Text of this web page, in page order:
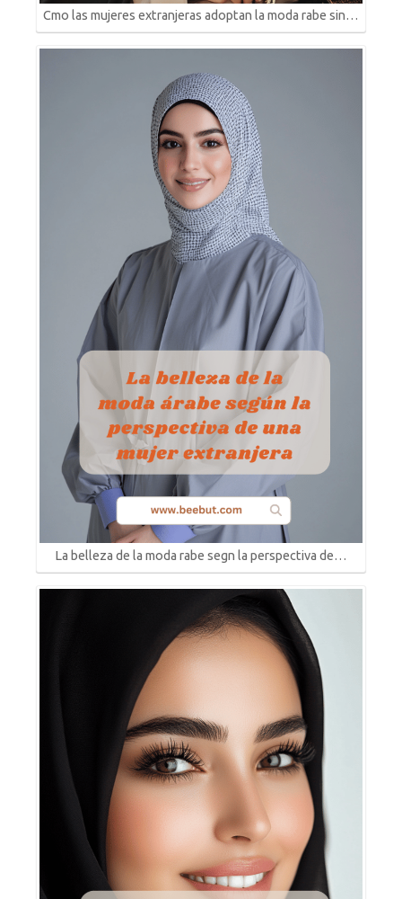
Cmo las mujeres extranjeras adoptan la moda rabe sin…
La belleza de la moda rabe segn la perspectiva de…